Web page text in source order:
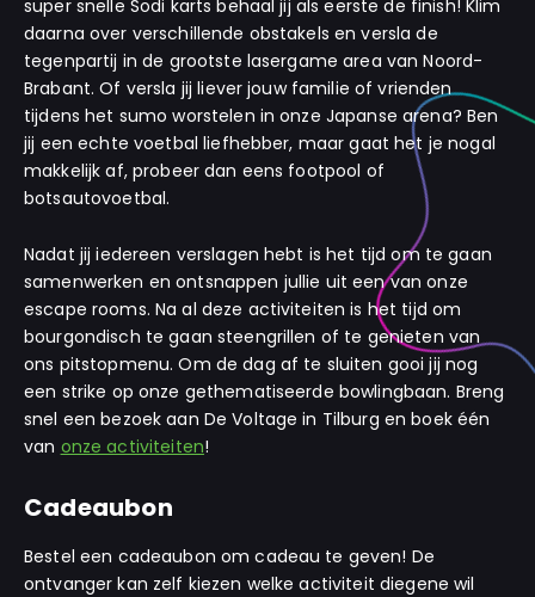
super snelle Sodi karts behaal jij als eerste de finish! Klim
daarna over verschillende obstakels en versla de
tegenpartij in de grootste lasergame area van Noord-
Brabant. Of versla jij liever jouw familie of vrienden
tijdens het sumo worstelen in onze Japanse arena? Ben
jij een echte voetbal liefhebber, maar gaat het je nogal
makkelijk af, probeer dan eens footpool of
botsautovoetbal.
Nadat jij iedereen verslagen hebt is het tijd om te gaan
samenwerken en ontsnappen jullie uit een van onze
escape rooms. Na al deze activiteiten is het tijd om
bourgondisch te gaan steengrillen of te genieten van
ons pitstopmenu. Om de dag af te sluiten gooi jij nog
een strike op onze gethematiseerde bowlingbaan. Breng
snel een bezoek aan De Voltage in Tilburg en boek één
van onze activiteiten!
Cadeaubon
Bestel een cadeaubon om cadeau te geven! De
ontvanger kan zelf kiezen welke activiteit diegene wil